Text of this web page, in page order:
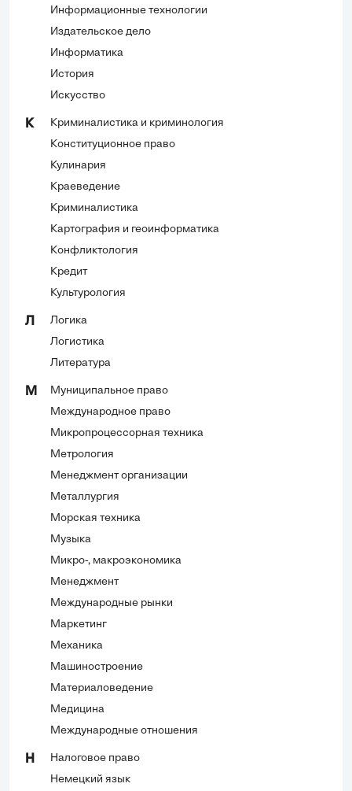
Информационные технологии
Издательское дело
Информатика
История
Искусство
К
Криминалистика и криминология
Конституционное право
Кулинария
Краеведение
Криминалистика
Картография и геоинформатика
Конфликтология
Кредит
Культурология
Л
Логика
Логистика
Литература
М
Муниципальное право
Международное право
Микропроцессорная техника
Метрология
Менеджмент организации
Металлургия
Морская техника
Музыка
Микро-, макроэкономика
Менеджмент
Международные рынки
Маркетинг
Механика
Машиностроение
Материаловедение
Медицина
Международные отношения
Н
Налоговое право
Немецкий язык